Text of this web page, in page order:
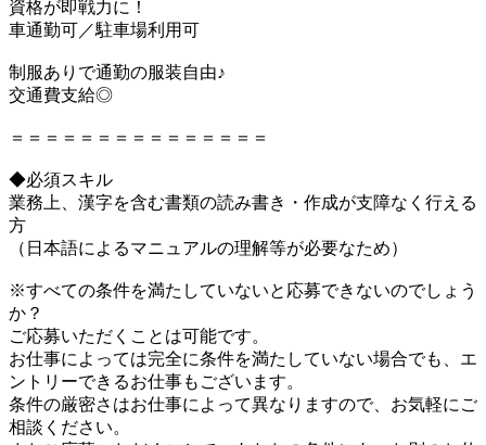
資格が即戦力に！
車通勤可／駐車場利用可
制服ありで通勤の服装自由♪
交通費支給◎
＝＝＝＝＝＝＝＝＝＝＝＝＝＝＝
◆必須スキル
業務上、漢字を含む書類の読み書き・作成が支障なく行える
方
（日本語によるマニュアルの理解等が必要なため）
※すべての条件を満たしていないと応募できないのでしょう
か？
ご応募いただくことは可能です。
お仕事によっては完全に条件を満たしていない場合でも、エ
ントリーできるお仕事もございます。
条件の厳密さはお仕事によって異なりますので、お気軽にご
相談ください。